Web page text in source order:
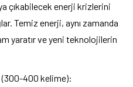
çıkabilecek enerji krizlerini
Temiz enerji, aynı zamanda
yaratır ve yeni teknolojilerin
400 kelime):